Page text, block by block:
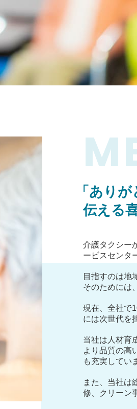
「あり
伝える
介護タクシー
ービスセンタ
目指すのは地
そのためには
現在、全社で
には次世代を
当社は人材育
より品質の高
も充実してい
また、当社は
修、クリーン